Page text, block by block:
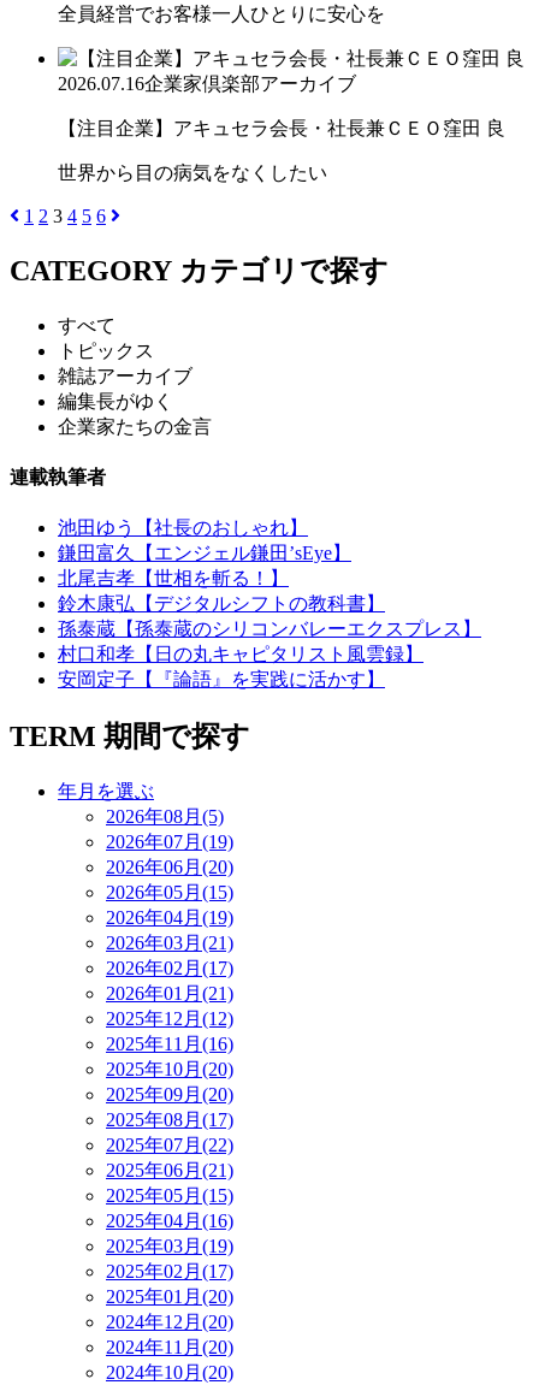
全員経営でお客様一人ひとりに安心を
2026.07.16企業家倶楽部アーカイブ
【注目企業】アキュセラ会長・社長兼ＣＥＯ窪田 良
世界から目の病気をなくしたい
1 2 3 4 5 6
CATEGORY カテゴリで探す
すべて
トピックス
雑誌アーカイブ
編集長がゆく
企業家たちの金言
連載執筆者
池田ゆう【社長のおしゃれ】
鎌田富久【エンジェル鎌田’sEye】
北尾吉孝【世相を斬る！】
鈴木康弘【デジタルシフトの教科書】
孫泰蔵【孫泰蔵のシリコンバレーエクスプレス】
村口和孝【日の丸キャピタリスト風雲録】
安岡定子【『論語』を実践に活かす】
TERM 期間で探す
年月を選ぶ
2026年08月(5)
2026年07月(19)
2026年06月(20)
2026年05月(15)
2026年04月(19)
2026年03月(21)
2026年02月(17)
2026年01月(21)
2025年12月(12)
2025年11月(16)
2025年10月(20)
2025年09月(20)
2025年08月(17)
2025年07月(22)
2025年06月(21)
2025年05月(15)
2025年04月(16)
2025年03月(19)
2025年02月(17)
2025年01月(20)
2024年12月(20)
2024年11月(20)
2024年10月(20)